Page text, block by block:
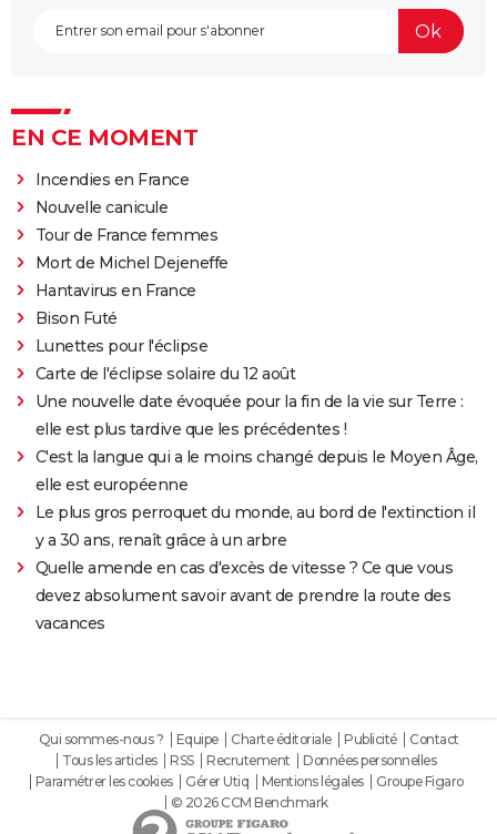
EN CE MOMENT
Incendies en France
Nouvelle canicule
Tour de France femmes
Mort de Michel Dejeneffe
Hantavirus en France
Bison Futé
Lunettes pour l'éclipse
Carte de l'éclipse solaire du 12 août
Une nouvelle date évoquée pour la fin de la vie sur Terre :
elle est plus tardive que les précédentes !
C'est la langue qui a le moins changé depuis le Moyen Âge,
elle est européenne
Le plus gros perroquet du monde, au bord de l'extinction il
y a 30 ans, renaît grâce à un arbre
Quelle amende en cas d'excès de vitesse ? Ce que vous
devez absolument savoir avant de prendre la route des
vacances
Qui sommes-nous ? Equipe Charte éditoriale Publicité
Contact
Tous les articles
RSS Recrutement
Données personnelles
Paramétrer les cookies
Gérer Utiq Mentions légales
Groupe Figaro
© 2026 CCM Benchmark